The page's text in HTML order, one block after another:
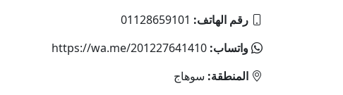
رقم الهاتف: 01128659101
واتساب: https://wa.me/201227641410
المنطقة: سوهاج